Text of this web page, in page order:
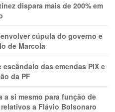
dispara mais de 200% em
cúpula do governo e
de Marcola
escândalo das emendas PIX e
da PF
a si mesmo para função de
a Flávio Bolsonaro